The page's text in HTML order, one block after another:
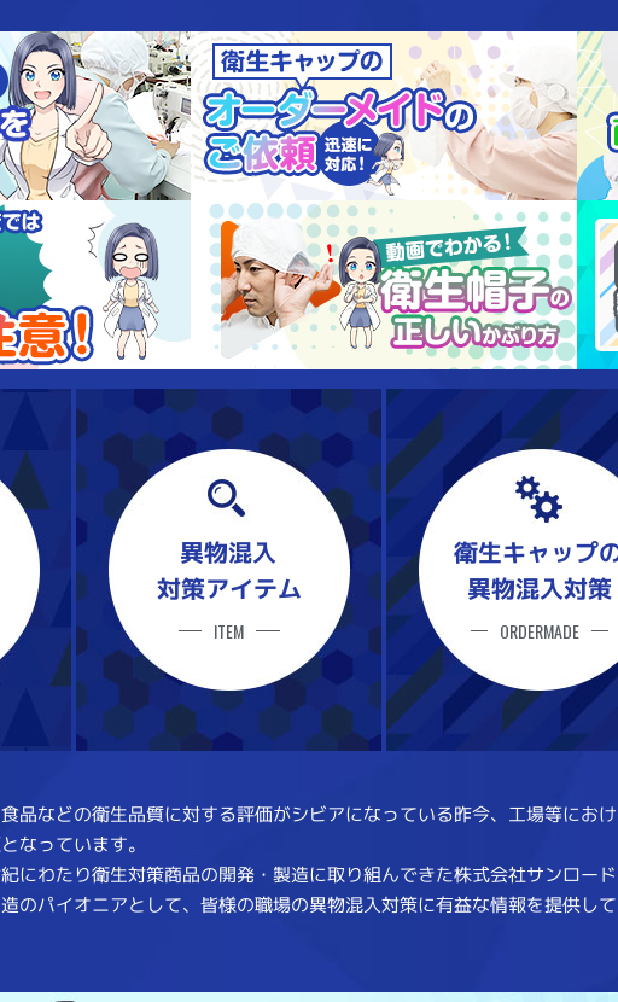
衛生キャップの製造現場を見てみよう！ 衛
異物混入トラブルはこの虫に要注意！ 動
異物混入
対策アイテム
ITEM
衛生キャップ
異物混入対策
ORDERMADE
品などの衛生品質に対する評価がシビアになっている昨今、工場等にお
なっています。
にわたり衛生対策商品の開発・製造に取り組んできた株式会社サンロー
のパイオニアとして、皆様の職場の異物混入対策に有益な情報を提供して